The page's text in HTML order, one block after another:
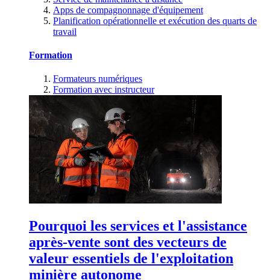
Apps de compagnonnage d'équipement
Planification opérationnelle et exécution des quarts de
travail
Formation
Formateurs numériques
Formation avec instructeur
Pourquoi les services et l'assistance
après-vente sont des vecteurs de
valeur essentiels de l'exploitation
minière autonome